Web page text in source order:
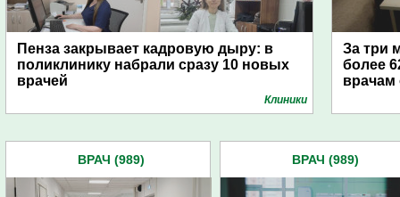
Пенза закрывает кадровую дыру: в
поликлинику набрали сразу 10 новых
врачей
Клиники
За три
более
врачам
ВРАЧ (989) ВРАЧ (989)